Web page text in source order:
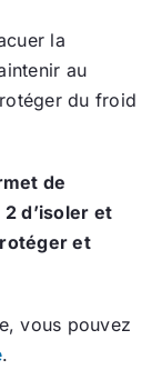
la
au
du froid
de
d’isoler et
et
vous pouvez
.